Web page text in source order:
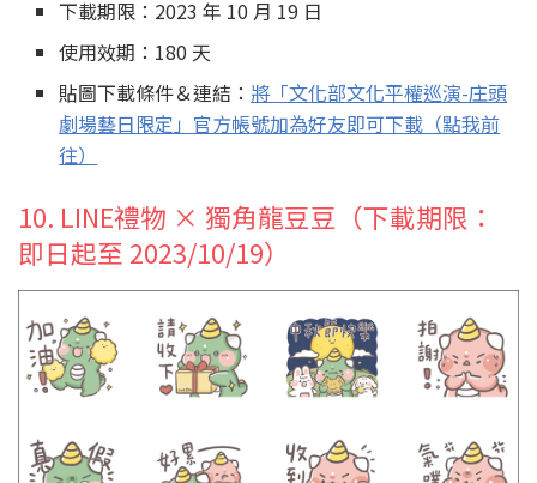
下載期限：2023 年 10 月 19 日
使用效期：180 天
貼圖下載條件＆連結： 將「文化部文化平權巡演-庄頭
劇場藝日限定」官方帳號加為好友即可下載（點我前
往）
10. LINE禮物 × 獨角龍豆豆（下載期限：
即日起至 2023/10/19）